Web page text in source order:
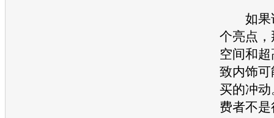
如果
个亮点
空间和
致内饰
买的冲
费者不